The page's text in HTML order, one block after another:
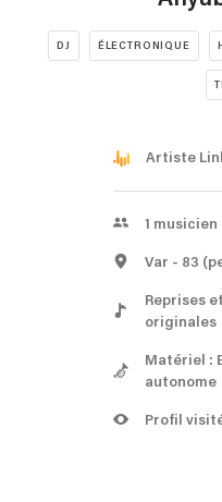
DJ ÉLECTRONIQUE
Artiste
1 musicien
Var - 83
Reprises
originales
Matériel :
autonome
Profil